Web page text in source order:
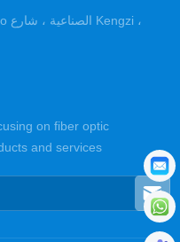
on fiber optic
and services